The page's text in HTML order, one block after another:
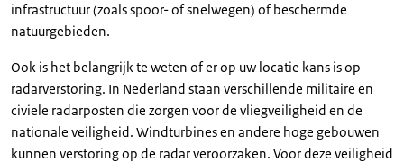
infrastructuur (zoals spoor- of snelwegen) of beschermde
natuurgebieden.
Ook is het belangrijk te weten of er op uw locatie kans is op
radarverstoring. In Nederland staan verschillende militaire en
civiele radarposten die zorgen voor de vliegveiligheid en de
nationale veiligheid. Windturbines en andere hoge gebouwen
kunnen verstoring op de radar veroorzaken. Voor deze veiligheid